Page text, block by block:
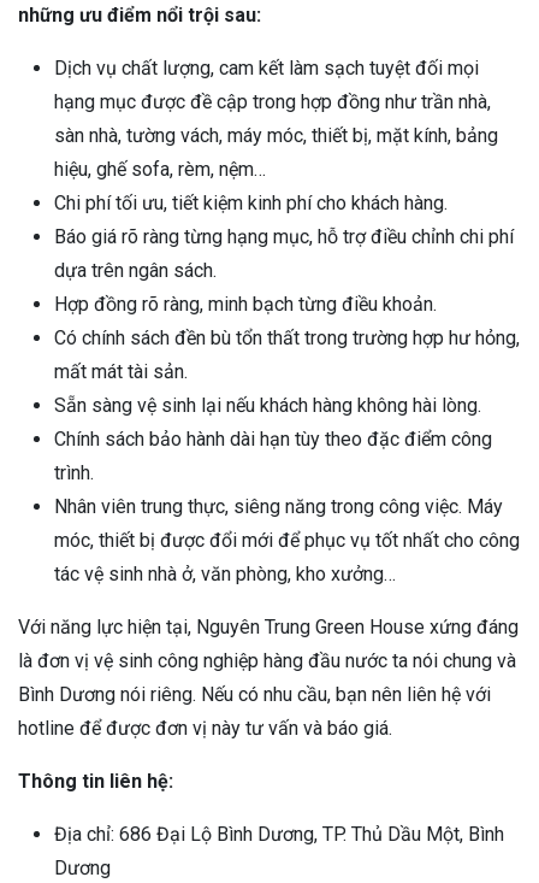
những ưu điểm nổi trội sau:
Dịch vụ chất lượng, cam kết làm sạch tuyệt đối mọi
hạng mục được đề cập trong hợp đồng như trần nhà,
sàn nhà, tường vách, máy móc, thiết bị, mặt kính, bảng
hiệu, ghế sofa, rèm, nệm…
Chi phí tối ưu, tiết kiệm kinh phí cho khách hàng.
Báo giá rõ ràng từng hạng mục, hỗ trợ điều chỉnh chi phí
dựa trên ngân sách.
Hợp đồng rõ ràng, minh bạch từng điều khoản.
Có chính sách đền bù tổn thất trong trường hợp hư hỏng,
mất mát tài sản.
Sẵn sàng vệ sinh lại nếu khách hàng không hài lòng.
Chính sách bảo hành dài hạn tùy theo đặc điểm công
trình.
Nhân viên trung thực, siêng năng trong công việc. Máy
móc, thiết bị được đổi mới để phục vụ tốt nhất cho công
tác vệ sinh nhà ở, văn phòng, kho xưởng…
Với năng lực hiện tại, Nguyên Trung Green House xứng đáng
là đơn vị vệ sinh công nghiệp hàng đầu nước ta nói chung và
Bình Dương nói riêng. Nếu có nhu cầu, bạn nên liên hệ với
hotline để được đơn vị này tư vấn và báo giá.
Thông tin liên hệ:
Địa chỉ: 686 Đại Lộ Bình Dương, TP. Thủ Dầu Một, Bình
Dương